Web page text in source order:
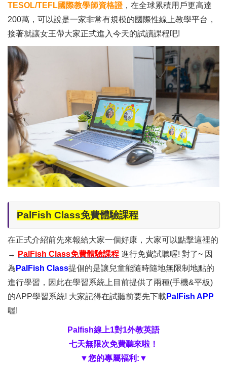
TESOL/TEFL國際教學師資格證，在全球累積用戶更高達
200萬，可以說是一家非常有規模的國際性線上教學平台，
接著就讓女王帶大家正式進入今天的試讀課程吧!
PalFish Class免費體驗課程
在正式介紹前先來報給大家一個好康，大家可以點擊這裡的
→ PalFish Class免費體驗課程 進行免費試聽喔! 對了~ 因
為 PalFish Class提倡的是讓兒童能隨時隨地無限制地點的
進行學習，因此在學習系統上目前提供了兩種(手機&平板)
的APP學習系統! 大家記得在試聽前要先下載 PalFish APP
喔!
Palfish線上1對1外教英語
七天無限次免費聽來啦！
▼您的專屬福利:▼